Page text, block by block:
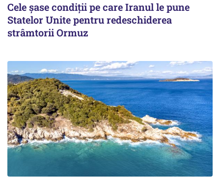
Cele șase condiții pe care Iranul le pune
Statelor Unite pentru redeschiderea
strâmtorii Ormuz